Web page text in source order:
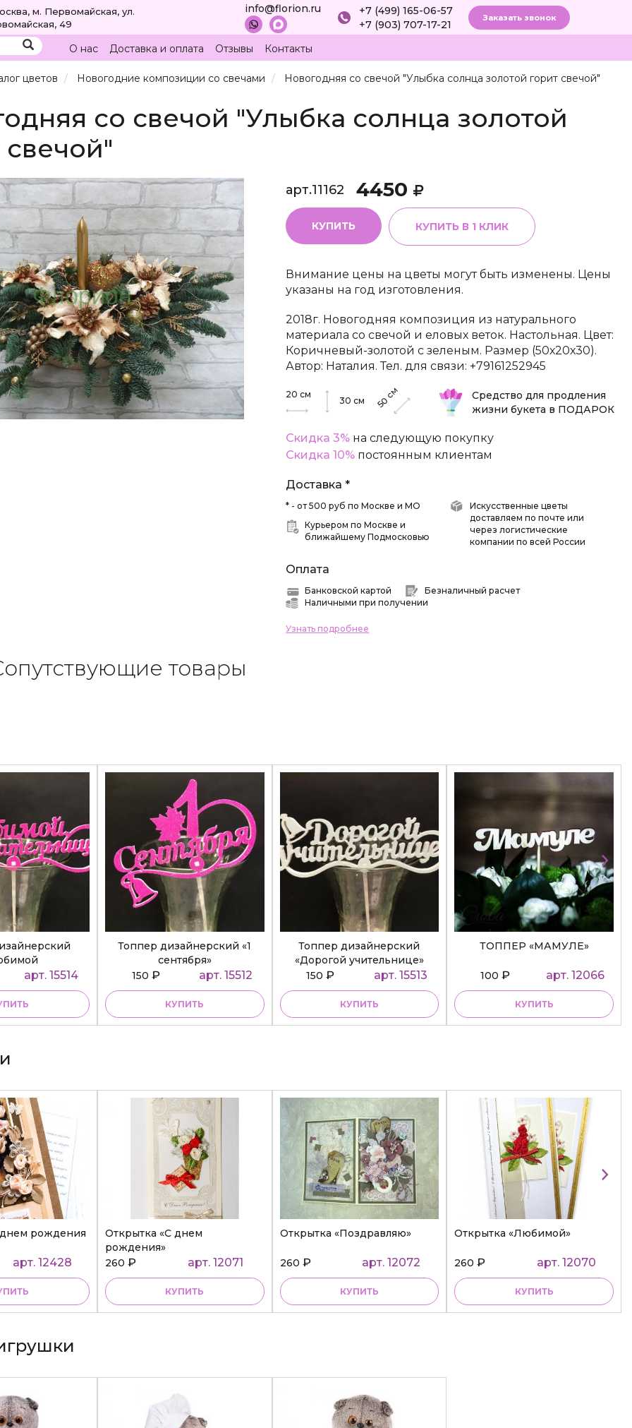
м. Первомайская, ул.
49
info@florion.ru
+7 (499) 165-06-57
+7 (903) 707-17-21
Заказать звонок
О нас Доставка и оплата Отзывы Контакты
цветов Новогодние композиции со свечами Новогодняя со свечой "Улыбка солнца золотой горит свечой"
со свечой "Улыбка солнца золотой
свечой"
арт.11162 4450
КУПИТЬ КУПИТЬ В 1 КЛИК
Внимание цены на цветы могут быть изменены. Цены
указаны на год изготовления.
2018г. Новогодняя композиция из натурального
материала со свечой и еловых веток. Настольная. Цвет:
Коричневый-золотой с зеленым. Размер (50х20х30).
Автор: Наталия. Тел. для связи: +79161252945
20 см
30 см 50
см
Средство для продления
жизни букета в ПОДАРОК
Скидка 3% на следующую покупку
Скидка 10% постоянным клиентам
Доставка *
* - от 500 руб по Москве и МО
Курьером по Москве и
ближайшему Подмосковью
Искусственные цветы
доставляем по почте или
через логистические
компании по всей России
Оплата
Банковской картой
Безналичный расчет
Наличными при получении
Узнать подробнее
товары
арт. 15514
Топпер дизайнерский «1
сентября»
150 ₽ арт. 15512
КУПИТЬ
Топпер дизайнерский
«Дорогой учительнице»
150₽ арт. 15513
КУПИТЬ
ТОППЕР «МАМУЛЕ»
100₽ арт. 12066
КУПИТЬ
рождения
арт. 12428
Открытка «С днем
рождения»
260 ₽ арт. 12071
КУПИТЬ
Открытка «Поздравляю»
260 ₽ арт. 12072
КУПИТЬ
Открытка «Любимой»
260₽ арт. 12070
КУПИТЬ